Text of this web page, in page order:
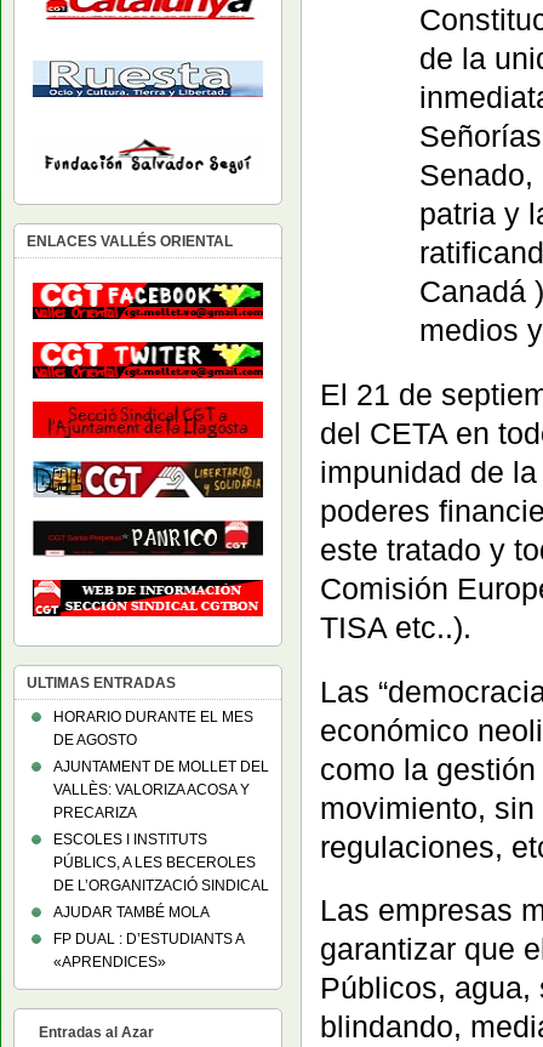
de la
Senado,
patria y
Canadá
medios
El 21 de
del CETA en
impunidad de
poderes
este tratado y
Comisión
TISA etc..).
Las
económico
como la
movimiento,
regulaciones,
Las empresas
garantizar que
Públicos,
blindando,
ENLACES VALLÉS ORIENTAL
ULTIMAS ENTRADAS
HORARIO DURANTE EL MES
DE AGOSTO
AJUNTAMENT DE MOLLET DEL
VALLÈS: VALORIZA ACOSA Y
PRECARIZA
ESCOLES I INSTITUTS
PÚBLICS, A LES BECEROLES
DE L’ORGANITZACIÓ SINDICAL
AJUDAR TAMBÉ MOLA
FP DUAL : D’ESTUDIANTS A
«APRENDICES»
Entradas al Azar